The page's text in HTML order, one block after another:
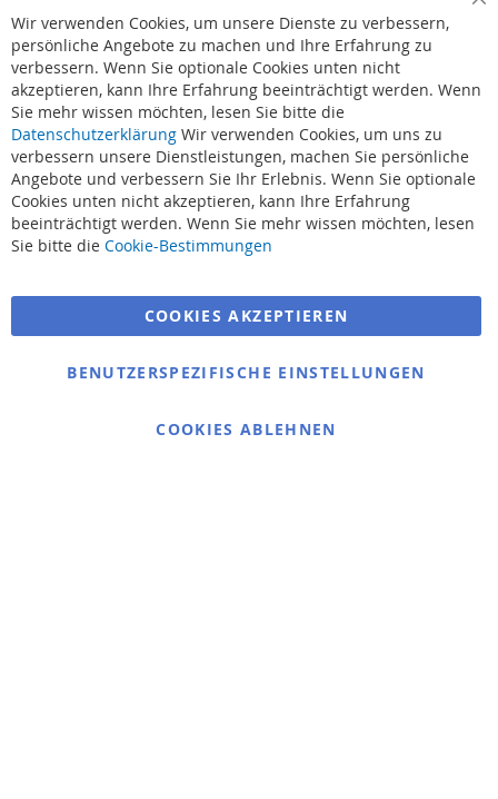
Suchbegriffe
Bestellungen und Rücksendungen
Kontaktieren Sie uns
Cookie Einstellungen
Wir verwenden Cookies, um unsere Dienste zu verbessern,
persönliche Angebote zu machen und Ihre Erfahrung zu
verbessern. Wenn Sie optionale Cookies unten nicht
akzeptieren, kann Ihre Erfahrung beeinträchtigt werden. Wenn
Sie mehr wissen möchten, lesen Sie bitte die
Datenschutzerklärung Wir verwenden Cookies, um uns zu
verbessern unsere Dienstleistungen, machen Sie persönliche
Angebote und verbessern Sie Ihr Erlebnis. Wenn Sie optionale
Cookies unten nicht akzeptieren, kann Ihre Erfahrung
beeinträchtigt werden. Wenn Sie mehr wissen möchten, lesen
Sie bitte die Cookie-Bestimmungen
COOKIES AKZEPTIEREN
BENUTZERSPEZIFISCHE EINSTELLUNGEN
COOKIES ABLEHNEN